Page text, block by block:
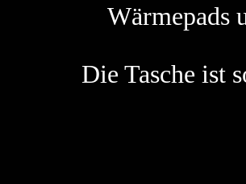
Wärmepads
Die Tasche ist